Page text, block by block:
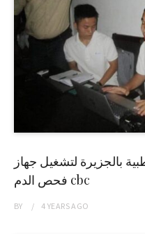
طبية بالجزيرة لتشغيل جهاز
فحص الدم cbc
BY 4 YEARSAGO